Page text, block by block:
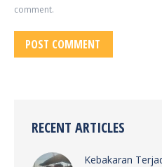
comment.
POST COMMENT
RECENT ARTICLES
Kebakaran